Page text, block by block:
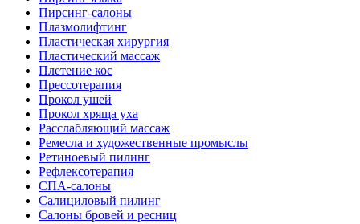
Пирсинг-салоны
Плазмолифтинг
Пластическая хирургия
Пластический массаж
Плетение кос
Прессотерапия
Прокол ушей
Прокол хряща уха
Расслабляющий массаж
Ремесла и художественные промыслы
Ретиноевый пилинг
Рефлексотерапия
СПА-салоны
Салициловый пилинг
Салоны бровей и ресниц